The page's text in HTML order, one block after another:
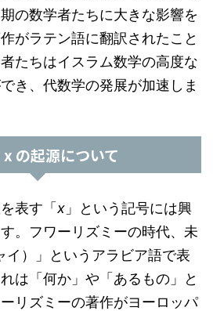
の数学者たちに大きな影響を
がラテン語に翻訳されたこと
たちはイスラム数学の高度な
き、代数学の発展が加速しま
の起源について
表す「 x 」という記号には興
。フワーリズミーの時代、未
）」というアラビア語で表
は「何か」や「あるもの」と
リズミーの著作がヨーロッパ